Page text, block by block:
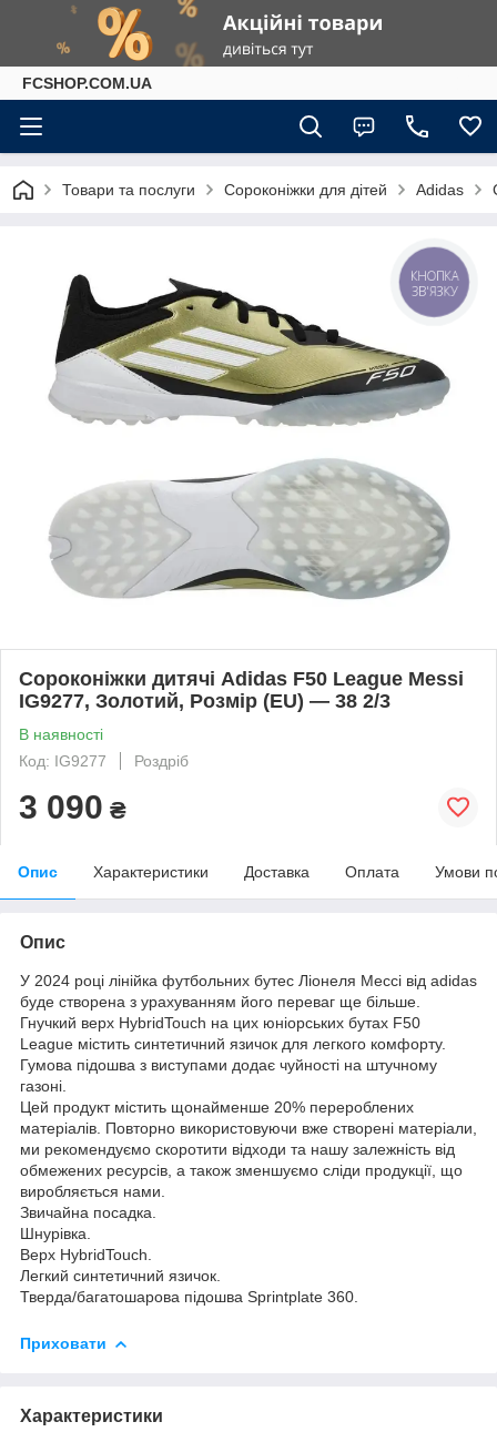
FCSHOP.COM.UA
Товари та послуги Сороконіжки для дітей Adidas
Сороконіжки дитячі Adidas F50 League Messi
IG9277, Золотий, Розмір (EU) — 38 2/3
В наявності
Код: IG9277
Роздріб
3 090 ₴
Опис Характеристики Доставка Оплата Умови
Опис
У 2024 році лінійка футбольних бутес Ліонеля Мессі від adidas
буде створена з урахуванням його переваг ще більше.
Гнучкий верх HybridTouch на цих юніорських бутах F50
League містить синтетичний язичок для легкого комфорту.
Гумова підошва з виступами додає чуйності на штучному
газоні.
Цей продукт містить щонайменше 20% перероблених
матеріалів. Повторно використовуючи вже створені матеріали,
ми рекомендуємо скоротити відходи та нашу залежність від
обмежених ресурсів, а також зменшуємо сліди продукції, що
виробляється нами.
Звичайна посадка.
Шнурівка.
Верх HybridTouch.
Легкий синтетичний язичок.
Тверда/багатошарова підошва Sprintplate 360.
Приховати
Характеристики
КНОПКА
ЗВ'ЯЗКУ